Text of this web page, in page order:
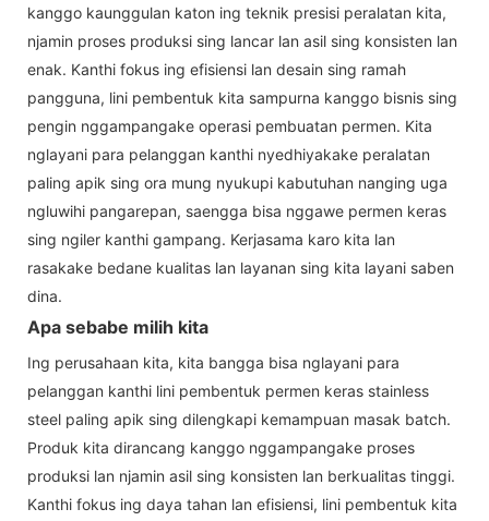
kanggo kaunggulan katon ing teknik presisi peralatan kita,
njamin proses produksi sing lancar lan asil sing konsisten lan
enak. Kanthi fokus ing efisiensi lan desain sing ramah
pangguna, lini pembentuk kita sampurna kanggo bisnis sing
pengin nggampangake operasi pembuatan permen. Kita
nglayani para pelanggan kanthi nyedhiyakake peralatan
paling apik sing ora mung nyukupi kabutuhan nanging uga
ngluwihi pangarepan, saengga bisa nggawe permen keras
sing ngiler kanthi gampang. Kerjasama karo kita lan
rasakake bedane kualitas lan layanan sing kita layani saben
dina.
Apa sebabe milih kita
Ing perusahaan kita, kita bangga bisa nglayani para
pelanggan kanthi lini pembentuk permen keras stainless
steel paling apik sing dilengkapi kemampuan masak batch.
Produk kita dirancang kanggo nggampangake proses
produksi lan njamin asil sing konsisten lan berkualitas tinggi.
Kanthi fokus ing daya tahan lan efisiensi, lini pembentuk kita